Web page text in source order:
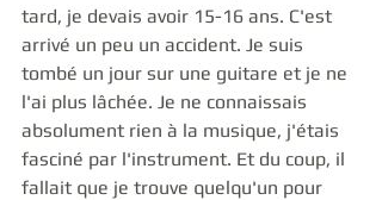
tard, je devais avoir 15-16 ans. C'est
arrivé un peu un accident. Je suis
tombé un jour sur une guitare et je ne
l'ai plus lâchée. Je ne connaissais
absolument rien à la musique, j'étais
fasciné par l'instrument. Et du coup, il
fallait que je trouve quelqu'un pour